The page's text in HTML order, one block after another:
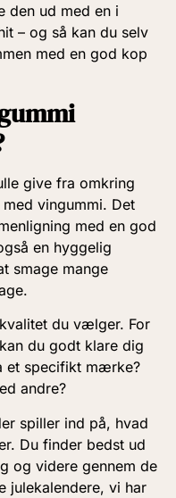
den ud med en i
– og så kan du selv
med en god kop
give fra omkring
vingummi. Det
med en god
en hyggelig
smage mange
du vælger. For
du godt klare dig
et specifikt mærke?
andre?
spiller ind på, hvad
Du finder bedst ud
og videre gennem de
julekalendere, vi har